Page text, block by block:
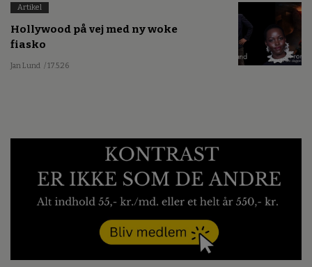
Artikel
Hollywood på vej med ny woke
fiasko
Jan Lund / 17.5.26